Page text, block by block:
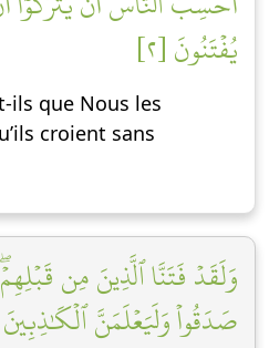
يُفۡتَنُونَ [٢]
ils que Nous les
croient sans
وَلَقَدۡ فَتَنَّا ٱلَّذِينَ مِن
صَدَقُواْ وَلَيَعۡلَمَنَّ ٱلۡكَٰذِبِينَ